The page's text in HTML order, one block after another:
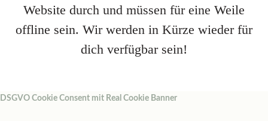
Website durch und müssen für eine Weile
offline sein. Wir werden in Kürze wieder für
dich verfügbar sein!
DSGVO Cookie Consent mit Real Cookie Banner